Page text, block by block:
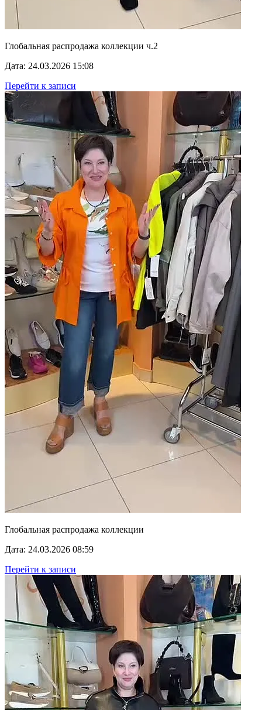
Глобальная распродажа коллекции ч.2
Дата: 24.03.2026 15:08
Перейти к записи
Глобальная распродажа коллекции
Дата: 24.03.2026 08:59
Перейти к записи